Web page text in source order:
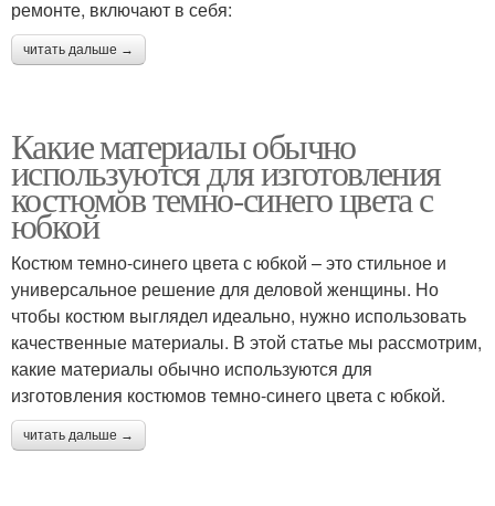
ремонте, включают в себя:
читать дальше →
Какие материалы обычно
используются для изготовления
костюмов темно-синего цвета с
юбкой
Костюм темно-синего цвета с юбкой – это стильное и
универсальное решение для деловой женщины. Но
чтобы костюм выглядел идеально, нужно использовать
качественные материалы. В этой статье мы рассмотрим,
какие материалы обычно используются для
изготовления костюмов темно-синего цвета с юбкой.
читать дальше →